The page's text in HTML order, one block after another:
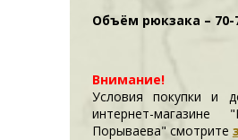
Объём рюкзака – 70-
Внимание!
Условия покупки и
интернет-магазине
Порываева" смотрите